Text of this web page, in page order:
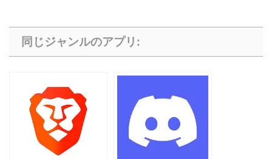
同じジャンルのアプリ: